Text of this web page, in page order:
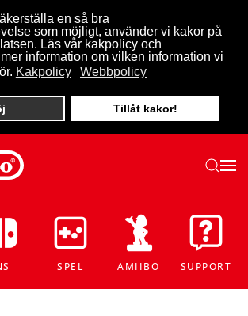
en så bra
som möjligt, använder vi kakor på
Läs vår kakpolicy och
information om vilken information vi
Kakpolicy Webbpolicy
Tillåt kakor!
SPEL AMIIBO SUPPORT